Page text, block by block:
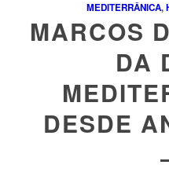
MEDITERRÂNICA,
MARCOS
DA
DESDE